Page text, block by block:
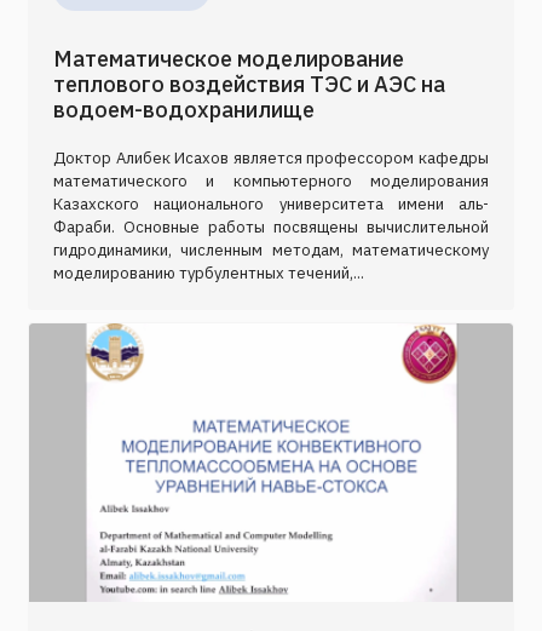
Математическое моделирование
теплового воздействия ТЭС и АЭС на
водоем-водохранилище
Доктор Алибек Исахов является профессором кафедры
математического и компьютерного моделирования
Казахского национального университета имени аль-
Фараби. Основные работы посвящены вычислительной
гидродинамики, численным методам, математическому
моделированию турбулентных течений,...